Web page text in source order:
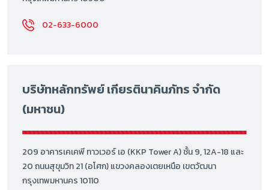
02-633-6000
บริษัทหลักทรัพย์ เกียรตินาคินภัทร จำกัด
(มหาชน)
209 อาคารเคเคพี ทาวเวอร์ เอ (KKP Tower A) ชั้น 9, 12A-18 และ
20 ถนนสุขุมวิท 21 (อโศก) แขวงคลองเตยเหนือ เขตวัฒนา
กรุงเทพมหานคร 10110